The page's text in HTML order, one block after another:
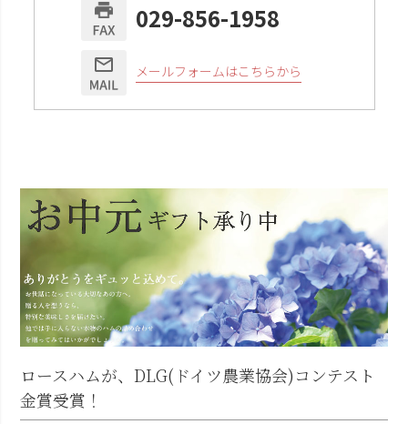
029-856-1958
メールフォームはこちらから
ロースハムが、DLG(ドイツ農業協会)コンテスト
金賞受賞！